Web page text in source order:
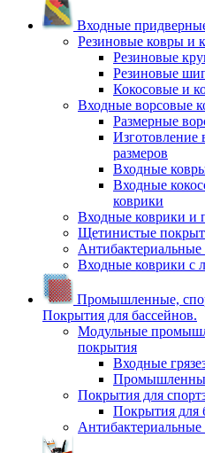
Входные
Резиновые ковры и
Резиновые
Резиновые
Кокосовые и
Входные ворсовые
Размерные
размеров
Входные
Входные
коврики
Входные коврики
Щетинистые
Входные коврики с
Промышленные,
Покрытия для бассейнов.
Модульные
покрытия
Входные
Покрытия для
Покрытия для